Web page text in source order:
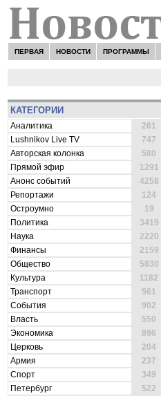
ПЕРВАЯ НОВОСТИ ПРОГРАММЫ
КАТЕГОРИИ
Аналитика
261
Lushnikov Live TV
747
Авторская колонка
580
Прямой эфир
1291
Анонс событий
4258
Репортажи
124
Остроумно
19
Политика
3419
Наука
2220
Финансы
2159
Общество
5830
Культура
1182
Транспорт
561
События
902
Власть
550
Экономика
896
Церковь
204
Армия
237
Спорт
349
Петербург
522